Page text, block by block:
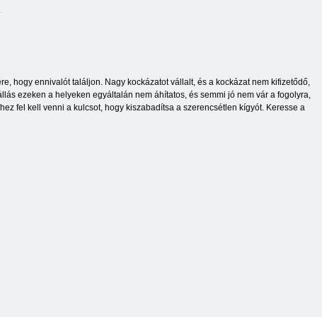
hogy ennivalót találjon. Nagy kockázatot vállalt, és a kockázat nem kifizetődő,
ezeken a helyeken egyáltalán nem áhítatos, és semmi jó nem vár a fogolyra,
fel kell venni a kulcsot, hogy kiszabadítsa a szerencsétlen kígyót. Keresse a